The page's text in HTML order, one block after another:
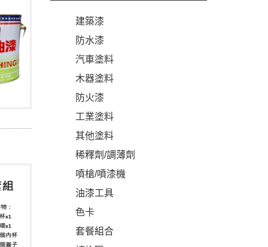
建築漆
防水漆
汽車塗料
木器塗料
防火漆
工業塗料
其他塗料
稀釋劑/調薄劑
噴槍/噴漆機
油漆工具
色卡
套餐組合